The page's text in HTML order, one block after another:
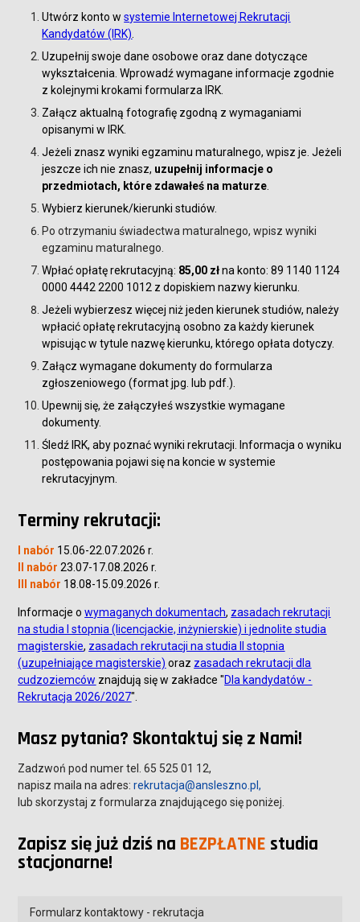
Utwórz konto wsystemie Internetowej Rekrutacji
Kandydatów (IRK)
Uzupełnij swoje dane osobowe oraz dane dotyczące
wykształcenia. Wprowadź wymagane informacje zgodnie
z kolejnymi krokami formularza IRK.
Załącz aktualną fotografię zgodną z wymaganiami
opisanymi w IRK.
Jeżeli znasz wyniki egzaminu maturalnego, wpisz je. Jeżeli
jeszcze ich nie znasz, uzupełnij informacje o
przedmiotach, które zdawałeś na maturze
Wybierz kierunek/kierunki studiów.
Po otrzymaniu świadectwa maturalnego, wpisz wyniki
egzaminu maturalnego.
Wpłać opłatę rekrutacyjną: 85,00 złna konto: 89 1140 1124
0000 4442 2200 1012 z dopiskiem nazwy kierunku.
Jeżeli wybierzesz więcej niż jeden kierunek studiów, należy
wpłacić opłatę rekrutacyjną osobno za każdy kierunek
wpisując w tytule nazwę kierunku, którego opłata dotyczy.
Załącz wymagane dokumenty do formularza
zgłoszeniowego (format jpg. lub pdf.).
Upewnij się, że załączyłeś wszystkie wymagane
dokumenty.
Śledź IRK, aby poznać wyniki rekrutacji. Informacja o wyniku
postępowania pojawi się na koncie w systemie
rekrutacyjnym.
Terminy rekrutacji:
I nabór 15.06-22.07.2026 r.
II nabór 23.07-17.08.2026 r.
III nabór 18.08-15.09.2026 r.
Informacje owymaganych dokumentach, zasadach rekrutacji
na studia I stopnia (licencjackie, inżynierskie) i jednolite studia
magisterskie, zasadach rekrutacji na studia II stopnia
(uzupełniające magisterskie) oraz zasadach rekrutacji dla
cudzoziemców znajdują się w zakładce "Dla kandydatów -
Rekrutacja 2026/2027".
Masz pytania? Skontaktuj się z Nami!
Zadzwoń pod numer tel. 65 525 01 12,
napisz maila na adres:rekrutacja@ansleszno.pl,
lub skorzystaj z formularza znajdującego się poniżej.
Zapisz się już dziś na BEZPŁATNE studia
stacjonarne!
Formularz kontaktowy - rekrutacja